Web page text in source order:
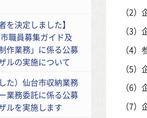
を決定しました】
市職員募集ガイド及
作業務」に係る公募
ルの実施について
た）仙台市収納業務
業務委託に係る公募
ルを実施します
（2
（3
（
（
（6
（7